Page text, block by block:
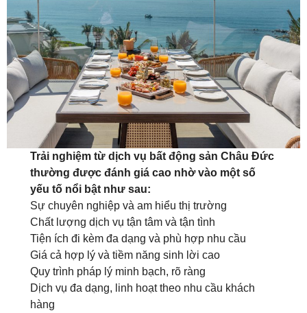
Trải nghiệm từ dịch vụ bất động sản Châu Đức
thường được đánh giá cao nhờ vào một số
yếu tố nổi bật như sau:
Sự chuyên nghiệp và am hiểu thị trường
Chất lượng dịch vụ tận tâm và tận tình
Tiện ích đi kèm đa dạng và phù hợp nhu cầu
Giá cả hợp lý và tiềm năng sinh lời cao
Quy trình pháp lý minh bạch, rõ ràng
Dịch vụ đa dạng, linh hoạt theo nhu cầu khách
hàng